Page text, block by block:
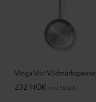
Vinga Vici Vildmarkspanne
232 NOK ved 50 stk.